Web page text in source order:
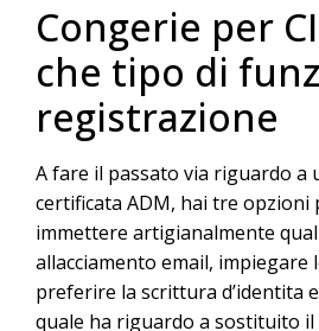
Congerie per
che tipo di
registrazione
A fare il passato via riguardo a
certificata ADM, hai tre opzioni
immettere artigianalmente
allacciamento email, impiegare
preferire la scrittura d’identita
quale ha riguardo a sostituito il